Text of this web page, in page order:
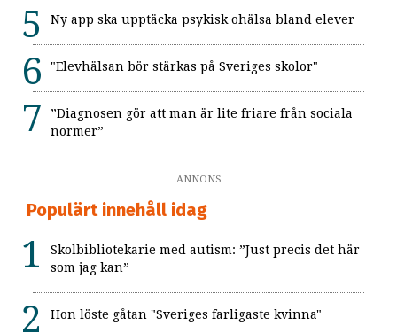
Ny app ska upptäcka psykisk ohälsa bland elever
"Elevhälsan bör stärkas på Sveriges skolor"
”Diagnosen gör att man är lite friare från sociala
normer”
ANNONS
Populärt innehåll idag
Skolbibliotekarie med autism: ”Just precis det här
som jag kan”
Hon löste gåtan "Sveriges farligaste kvinna"